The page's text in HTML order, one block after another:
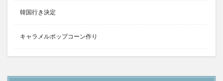
韓国行き決定
キャラメルポップコーン作り